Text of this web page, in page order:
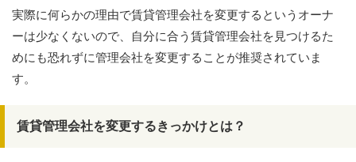
実際に何らかの理由で賃貸管理会社を変更するというオーナ
ーは少なくないので、自分に合う賃貸管理会社を見つけるた
めにも恐れずに管理会社を変更することが推奨されていま
す。
賃貸管理会社を変更するきっかけとは？